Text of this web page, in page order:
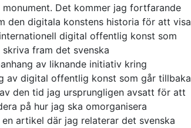
Det kommer jag fortfarande
den digitala konstens historia för att visa
digital offentlig konst som
fram det svenska
av liknande initiativ kring
av digital offentlig konst som går tillbaka
den tid jag ursprungligen avsatt för att
på hur jag ska omorganisera
artikel där jag relaterar det svenska